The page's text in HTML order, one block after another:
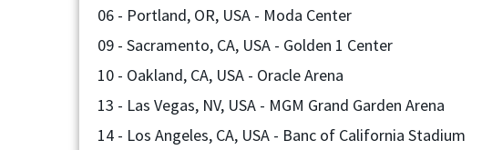
06 - Portland, OR, USA - Moda Center
09 - Sacramento, CA, USA - Golden 1 Center
10 - Oakland, CA, USA - Oracle Arena
13 - Las Vegas, NV, USA - MGM Grand Garden Arena
14 - Los Angeles, CA, USA - Banc of California Stadium